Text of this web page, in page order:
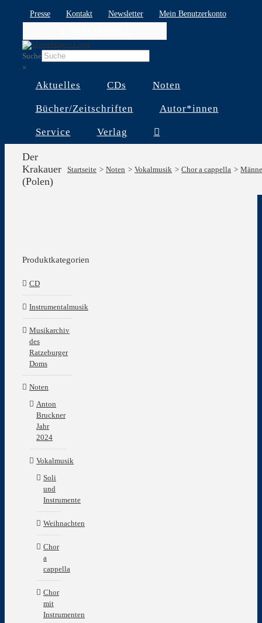
Presse Kontakt Newsletter
Mein Benutzerkonto
Suche
×
Aktuelles CDs Noten
Bücher/Zeitschriften Autor*innen
Service Verlag
Der
Krakauer
(Polen)
Startseite Noten Vokalmusik Chor a cappella
Produktkategorien
CD
Instrumentalmusik
Musikarchiv
des
Ratzeburger
Doms
Noten
Anton
Bruckner
Jahr
2024
Vokalmusik
Soli
und
Instrumente
Weihnachten
Chor
a
cappella
Chor
mit
Instrumenten